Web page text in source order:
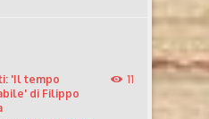
'Il tempo
di Filippo
11